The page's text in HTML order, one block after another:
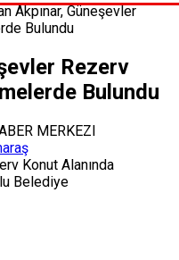
Akpınar, Güneşevler
Bulundu
Rezerv
Bulundu
MERKEZI